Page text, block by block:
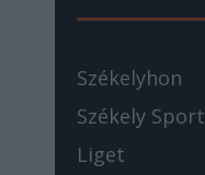
Székelyhon
Székely Sport
Liget